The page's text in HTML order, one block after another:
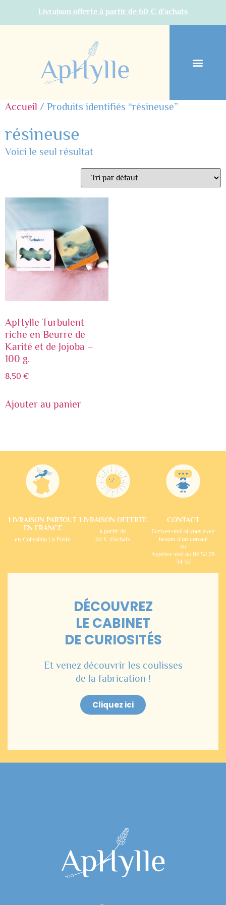
Livraison offerte à partir de 60 € d’achats
Accueil / Produits identifiés “résineuse”
résineuse
Voici le seul résultat
ApHylle Turbulent
riche en Beurre de
Karité et de Jojoba –
100 g.
8,50 €
Ajouter au panier
LIVRAISON PARTOUT
EN FRANCE
en Colissimo La Poste
LIVRAISON OFFERTE
à partir de
60 € d'achats
CONTACT
Ecrivez-moi si vous avez
besoin d’un conseil
ou
Appelez-moi au 06 52 78
34 50
DÉCOUVREZ
LE CABINET
DE CURIOSITÉS
Et venez découvrir les coulisses
de la fabrication !
Cliquez ici